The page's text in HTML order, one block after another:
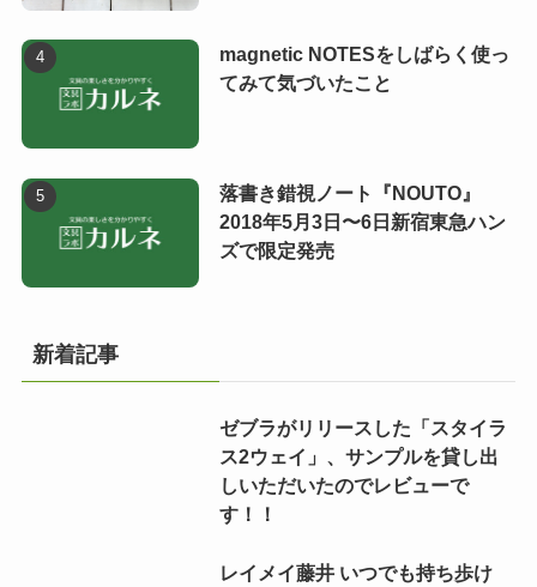
magnetic NOTESをしばらく使っ
てみて気づいたこと
落書き錯視ノート『NOUTO』
2018年5月3日〜6日新宿東急ハン
ズで限定発売
新着記事
ゼブラがリリースした「スタイラ
ス2ウェイ」、サンプルを貸し出
しいただいたのでレビューで
す！！
レイメイ藤井 いつでも持ち歩け